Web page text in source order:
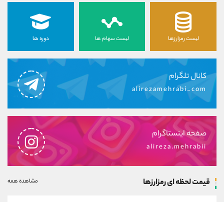
لیست رمزارزها لیست سهام ها دوره ها
کانال تلگرام
alirezamehrabi_com
صفحه اینستاگرام
alireza.mehrabii
قیمت لحظه ای رمزارزها مشاهده همه